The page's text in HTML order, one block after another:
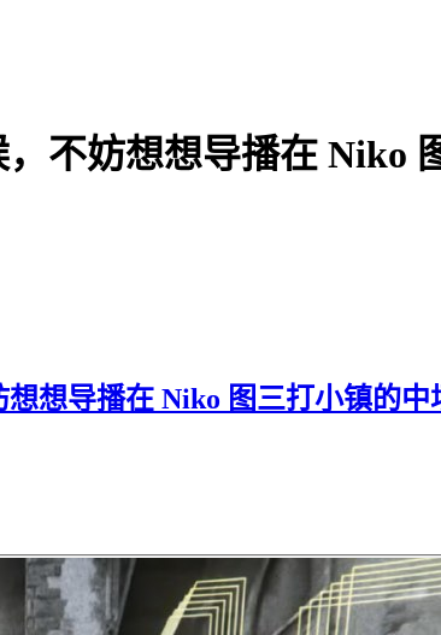
不妨想想导播在 Niko
想导播在 Niko 图三打小镇的中